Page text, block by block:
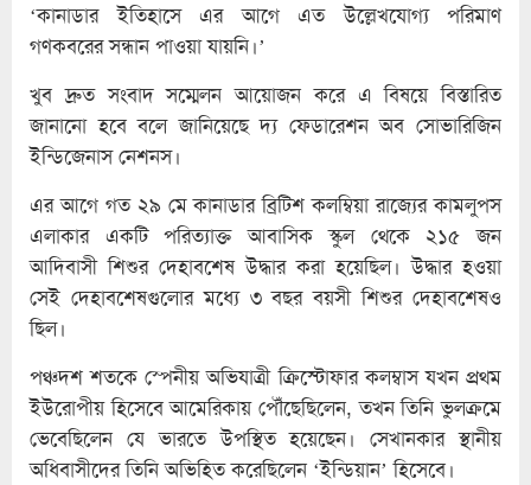
‘কানাডার ইতিহাসে এর আগে এত উল্লেখযোগ্য পরিমাণ
গণকবরের সন্ধান পাওয়া যায়নি।’
খুব দ্রুত সংবাদ সম্মেলন আয়োজন করে এ বিষয়ে বিস্তারিত
জানানো হবে বলে জানিয়েছে দ্য ফেডারেশন অব সোভারিজিন
ইন্ডিজেনাস নেশনস।
এর আগে গত ২৯ মে কানাডার ব্রিটিশ কলম্বিয়া রাজ্যের কামলুপস
এলাকার একটি পরিত্যাক্ত আবাসিক স্কুল থেকে ২১৫ জন
আদিবাসী শিশুর দেহাবশেষ উদ্ধার করা হয়েছিল। উদ্ধার হওয়া
সেই দেহাবশেষগুলোর মধ্যে ৩ বছর বয়সী শিশুর দেহাবশেষও
ছিল।
পঞ্চদশ শতকে স্পেনীয় অভিযাত্রী ক্রিস্টোফার কলম্বাস যখন প্রথম
ইউরোপীয় হিসেবে আমেরিকায় পৌঁছেছিলেন, তখন তিনি ভুলক্রমে
ভেবেছিলেন যে ভারতে উপস্থিত হয়েছেন। সেখানকার স্থানীয়
অধিবাসীদের তিনি অভিহিত করেছিলেন ‘ইন্ডিয়ান’ হিসেবে।